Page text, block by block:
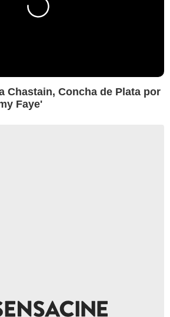
Chastain, Concha de Plata por
Faye'